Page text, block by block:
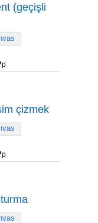
(geçişli
p
çizmek
p